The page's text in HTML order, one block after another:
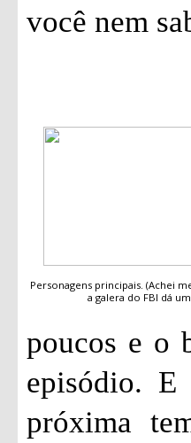
você nem
Personagens principais. (Achei
a galera do FBI dá
poucos e o
episódio.
próxima